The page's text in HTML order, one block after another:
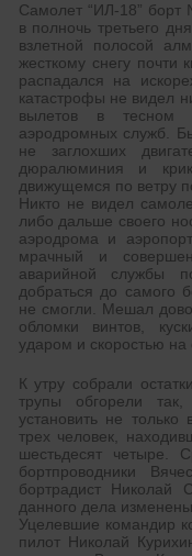
Самолет “ИЛ-18” борт
в полночь третьего
взлетной полосой
жесткому снегу почти
распадался на
катастрофы не видел
вылетов в тесном
аэродромных служб.
не заглохших
дюралюминия и
движущемся по ветру
Никто не видел
либо дальше своего
аэродрома и
мрачный и
аварийной службы
добраться до самого
не смогли. Мешал
обломки винтов,
ударом и скоростью на
К утру собрали
трупы обгорели
установить не
трех человек,
шестьдесят четыре.
бортпроводники
бортрадист Николай
данного дела
Уцелевшие командир
пилот Николай